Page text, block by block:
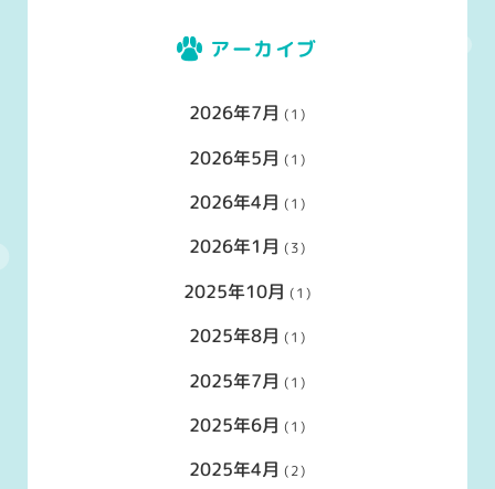
アーカイブ
2026年7月 (1)
2026年5月 (1)
2026年4月 (1)
2026年1月 (3)
2025年10月 (1)
2025年8月 (1)
2025年7月 (1)
2025年6月 (1)
2025年4月 (2)